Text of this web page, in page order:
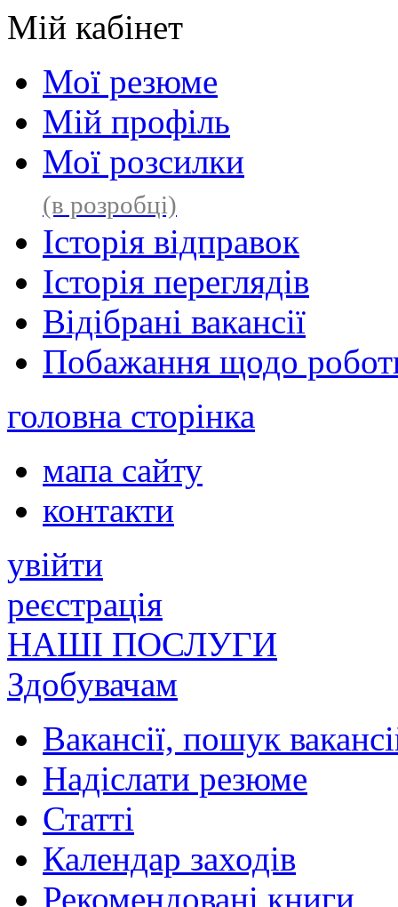
Мій кабінет
Мої резюме
Мій профіль
Мої розсилки
(в розробці)
Історія відправок
Історія переглядів
Відібрані вакансії
Побажання щодо
головна сторінка
мапа сайту
контакти
увійти
реєстрація
НАШІ ПОСЛУГИ
Здобувачам
Вакансії, пошук
Надіслати резюме
Статті
Календар заходів
Рекомендовані книги